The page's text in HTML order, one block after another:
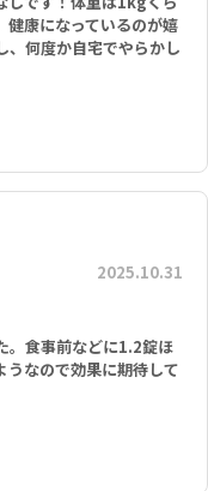
健康になっているのが嬉
、何度か自宅でやらかし
2025.10.31
。食事前などに1.2錠ほ
うなので効果に期待して